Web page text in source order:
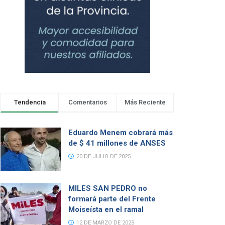
Tendencia Comentarios Más Reciente
Eduardo Menem cobrará más
de $ 41 millones de ANSES
20 DE JULIO DE 2025
MILES SAN PEDRO no
formará parte del Frente
Moiseísta en el ramal
12 DE MARZO DE 2025